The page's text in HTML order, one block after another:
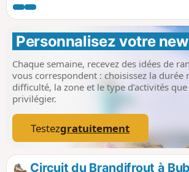
verdoyants, traversant les villages aux
maisons traditionnelles préservées, et
passant à proximité de chapelles et
fontaines.
Personnalisez votre
Chaque semaine, recevez des idées de
vous correspondent : choisissez la durée
difficulté, la zone et le type d’activités
privilégier.
Testezgratuitement
Circuit du Brandifrout à